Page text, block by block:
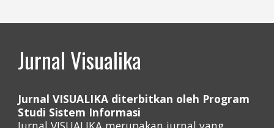
Jurnal Visualika
Jurnal VISUALIKA diterbitkan oleh Program
Studi Sistem Informasi